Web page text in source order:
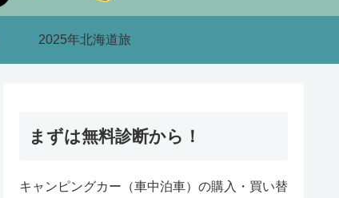
2025年北海道旅
まずは無料診断から！
キャンピングカー（車中泊車）の購入・買い替